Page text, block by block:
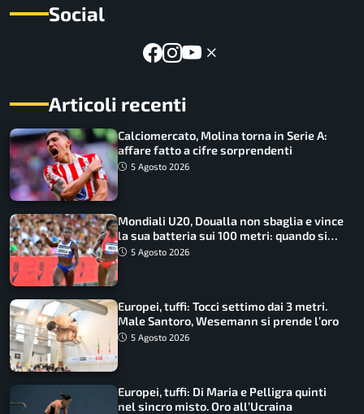
Social
Articoli recenti
Calciomercato, Molina torna in Serie A:
affare fatto a cifre sorprendenti
5 Agosto 2026
Mondiali U20, Doualla non sbaglia e vince
la sua batteria sui 100 metri: quando si
disputano le finali
5 Agosto 2026
Europei, tuffi: Tocci settimo dai 3 metri.
Male Santoro, Wesemann si prende l’oro
5 Agosto 2026
Europei, tuffi: Di Maria e Pelligra quinti
nel sincro misto. Oro all’Ucraina